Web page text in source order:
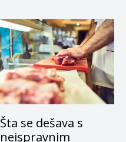
Šta se dešava s
neispravnim